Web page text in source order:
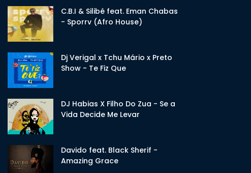
C.B.I & Silibé feat. Eman Chabas
- Sporrv (Afro House)
Dj Verigal x Tchu Mário x Preto
Show - Te Fiz Que
DJ Habias X Filho Do Zua - Se a
Vida Decide Me Levar
Davido feat. Black Sherif -
Amazing Grace